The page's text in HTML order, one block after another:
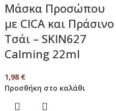
Μάσκα Προσώπου
με CICA και Πράσινο
Τσάι – SKIN627
Calming 22ml
1,98 €
Προσθήκη στο καλάθι